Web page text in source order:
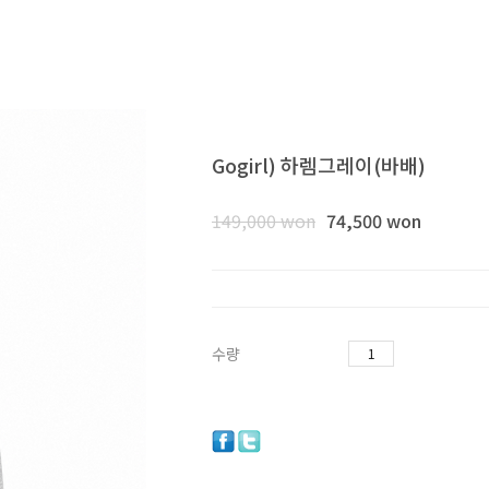
Gogirl) 하렘그레이(바배)
149,000won 74,500 won
수량